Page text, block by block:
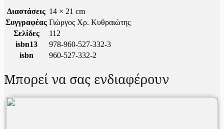
Διαστάσεις 14 × 21 cm
Συγγραφέας Γιώργος Χρ. Κυθραιώτης
Σελίδες
112
isbn13
978-960-527-332-3
isbn
960-527-332-2
Μπορεί να σας ενδιαφέρουν